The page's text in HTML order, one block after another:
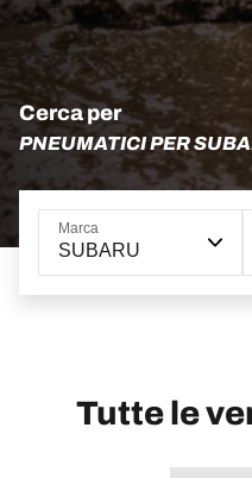
Cerca per
PNEUMATICI PER
Marca
SUBARU
Tutte le